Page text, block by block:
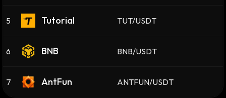
5 Tutorial TUT/USDT
6 BNB BNB/USDT
7 AntFun ANTFUN/USDT